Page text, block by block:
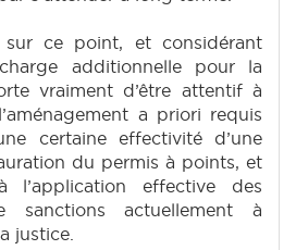
sur ce point, et considérant
additionnelle pour la
vraiment d’être attentif à
a priori requis
certaine effectivité d’une
du permis à points, et
l’application effective des
sanctions actuellement à
justice.